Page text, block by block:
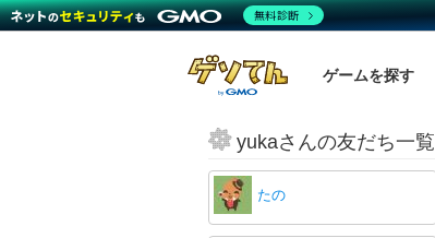
ゲームを探す
yukaさんの友だち一覧
たの
無料診断